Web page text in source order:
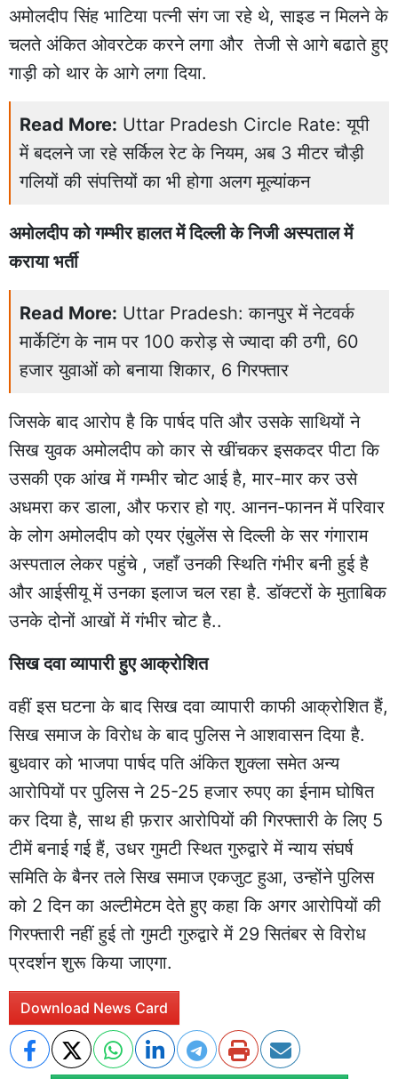
अमोलदीप सिंह भाटिया पत्नी संग जा रहे थे, साइड न मिलने के
चलते अंकित ओवरटेक करने लगा और तेजी से आगे बढाते हुए
गाड़ी को थार के आगे लगा दिया.
Read More: Uttar Pradesh Circle Rate: यूपी
में बदलने जा रहे सर्किल रेट के नियम, अब 3 मीटर चौड़ी
गलियों की संपत्तियों का भी होगा अलग मूल्यांकन
अमोलदीप को गम्भीर हालत में दिल्ली के निजी अस्पताल में
कराया भर्ती
Read More: Uttar Pradesh: कानपुर में नेटवर्क
मार्केटिंग के नाम पर 100 करोड़ से ज्यादा की ठगी, 60
हजार युवाओं को बनाया शिकार, 6 गिरफ्तार
जिसके बाद आरोप है कि पार्षद पति और उसके साथियों ने
सिख युवक अमोलदीप को कार से खींचकर इसकदर पीटा कि
उसकी एक आंख में गम्भीर चोट आई है, मार-मार कर उसे
अधमरा कर डाला, और फरार हो गए. आनन-फानन में परिवार
के लोग अमोलदीप को एयर एंबुलेंस से दिल्ली के सर गंगाराम
अस्पताल लेकर पहुंचे , जहाँ उनकी स्थिति गंभीर बनी हुई है
और आईसीयू में उनका इलाज चल रहा है. डॉक्टरों के मुताबिक
उनके दोनों आखों में गंभीर चोट है..
सिख दवा व्यापारी हुए आक्रोशित
वहीं इस घटना के बाद सिख दवा व्यापारी काफी आक्रोशित हैं,
सिख समाज के विरोध के बाद पुलिस ने आशवासन दिया है.
बुधवार को भाजपा पार्षद पति अंकित शुक्ला समेत अन्य
आरोपियों पर पुलिस ने 25-25 हजार रुपए का ईनाम घोषित
कर दिया है, साथ ही फ़रार आरोपियों की गिरफ्तारी के लिए 5
टीमें बनाई गई हैं, उधर गुमटी स्थित गुरुद्वारे में न्याय संघर्ष
समिति के बैनर तले सिख समाज एकजुट हुआ, उन्होंने पुलिस
को 2 दिन का अल्टीमेटम देते हुए कहा कि अगर आरोपियों की
गिरफ्तारी नहीं हुई तो गुमटी गुरुद्वारे में 29 सितंबर से विरोध
प्रदर्शन शुरू किया जाएगा.
Download News Card